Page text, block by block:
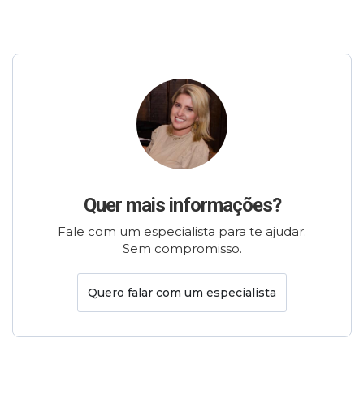
Quer mais informações?
Fale com um especialista para te ajudar.
Sem compromisso.
Quero falar com um especialista